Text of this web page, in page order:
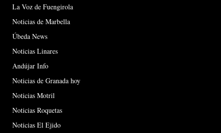
La Voz de Fuengirola
Noticias de Marbella
Úbeda News
Noticias Linares
Andújar Info
Noticias de Granada hoy
Noticias Motril
Noticias Roquetas
Noticias El Ejido